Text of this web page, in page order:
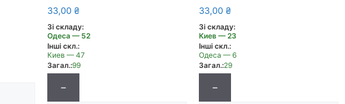
33,00₴
Зі складу:
Одеса — 52
Інші скл.:
Киев — 47
Загал.:99
−
33,00₴
Зі складу:
Киев — 23
Інші скл.:
Одеса — 6
Загал.:29
−